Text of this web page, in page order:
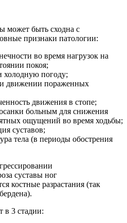
может быть сходна с
признаки патологии:
во время нагрузок на
покоя;
холодную погоду;
движении пораженных
движения в стопе;
больным для снижения
ощущений во время ходьбы;
суставов;
тела (в периоды обострения
суставы ног
костные разрастания (так
в 3 стадии: